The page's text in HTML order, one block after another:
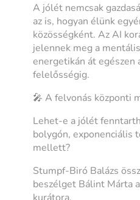
A jólét nemcsak
az is, hogyan élünk
közösségként. Az AI
jelennek meg a
energetikán át egészen
felelősségig.
🎤 A felvonás központi
Lehet-e a jólét
bolygón, exponenciális
mellett?
Stumpf-Biró Balázs
beszélget Bálint Márta